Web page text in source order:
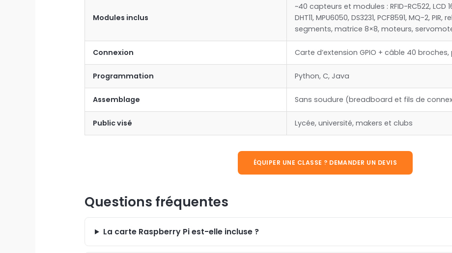
Modules inclus
~40 capteurs et modules : RFID-RC522, LCD
DHT11, MPU6050, DS3231, PCF8591, MQ-2,
segments, matrice 8×8, moteurs,
Connexion Carte d’extension GPIO + câble 40
Programmation Python, C, Java
Assemblage Sans soudure (breadboard et fils de
Public visé Lycée, université, makers et clubs
ÉQUIPER UNE CLASSE ? DEMANDER UN DEVIS
Questions fréquentes
La carte Raspberry Pi est-elle incluse ?